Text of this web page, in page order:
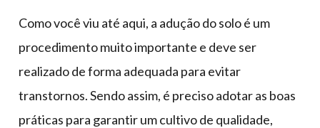
Como você viu até aqui, a adução do solo é um
procedimento muito importante e deve ser
realizado de forma adequada para evitar
transtornos. Sendo assim, é preciso adotar as boas
práticas para garantir um cultivo de qualidade,